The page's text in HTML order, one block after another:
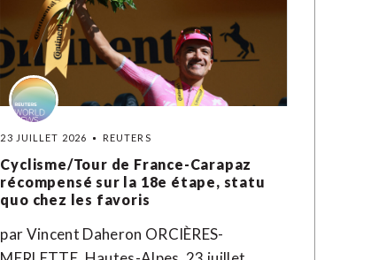
23 JUILLET 2026 REUTERS
Cyclisme/Tour de France-Carapaz
récompensé sur la 18e étape, statu
quo chez les favoris
par Vincent Daheron ORCIÈRES-